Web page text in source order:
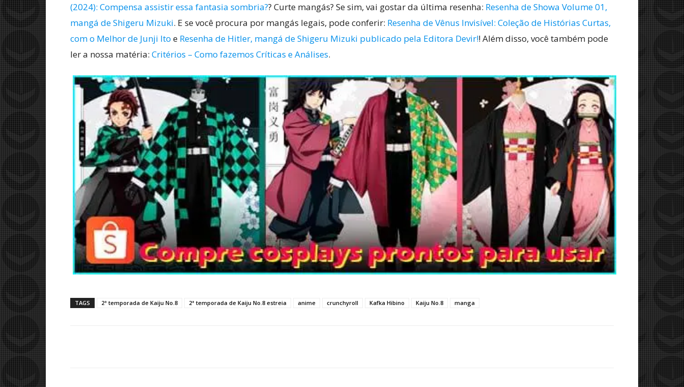
(2024): Compensa assistir essa fantasia sombria?? Curte mangás? Se sim, vai gostar da última resenha: Resenha de Showa Volume 01,
mangá de Shigeru Mizuki. E se você procura por mangás legais, pode conferir: Resenha de Vênus Invisível: Coleção de Histórias Curtas,
com o Melhor de Junji Ito e Resenha de Hitler, mangá de Shigeru Mizuki publicado pela Editora Devir!! Além disso, você também pode
ler a nossa matéria: Critérios – Como fazemos Críticas e Análises.
TAGS 2ª temporada de Kaiju No.8 2ª temporada de Kaiju No.8 estreia anime crunchyroll Kafka Hibino Kaiju No.8 manga